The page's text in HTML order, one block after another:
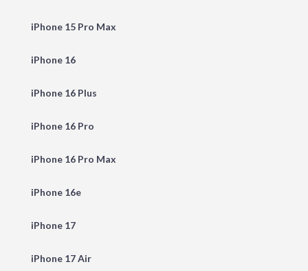
iPhone 15 Pro Max
iPhone 16
iPhone 16 Plus
iPhone 16 Pro
iPhone 16 Pro Max
iPhone 16e
iPhone 17
iPhone 17 Air